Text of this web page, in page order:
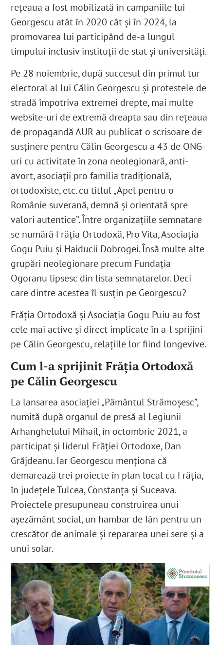
rețeaua a fost mobilizată în campaniile lui
Georgescu atât în 2020 cât și în 2024, la
promovarea lui participând de-a lungul
timpului inclusiv instituții de stat și universități.
Pe 28 noiembrie, după succesul din primul tur
electoral al lui Călin Georgescu și protestele de
stradă împotriva extremei drepte, mai multe
website-uri de extremă dreapta sau din rețeaua
de propagandă AUR au publicat o scrisoare de
susținere pentru Călin Georgescu a 43 de ONG-
uri cu activitate în zona neolegionară, anti-
avort, asociații pro familia tradițională,
ortodoxiste, etc. cu titlul „Apel pentru o
Românie suverană, demnă și orientată spre
valori autentice”. Între organizațiile semnatare
se numără Frăția Ortodoxă, Pro Vita, Asociația
Gogu Puiu și Haiducii Dobrogei. Însă multe alte
grupări neolegionare precum Fundația
Ogoranu lipsesc din lista semnatarelor. Deci
care dintre acestea îl susțin pe Georgescu?
Frăția Ortodoxă și Asociația Gogu Puiu au fost
cele mai active și direct implicate în a-l sprijini
pe Călin Georgescu, relațiile lor fiind longevive.
Cum l-a sprijinit Frăția Ortodoxă
pe Călin Georgescu
La lansarea asociației „Pământul Strămoșesc”,
numită după organul de presă al Legiunii
Arhanghelului Mihail, în octombrie 2021, a
participat și liderul Frăției Ortodoxe, Dan
Grăjdeanu. Iar Georgescu menționa că
demarează trei proiecte în plan local cu Frăția,
în județele Tulcea, Constanța și Suceava.
Proiectele presupuneau construirea unui
așezământ social, un hambar de fân pentru un
crescător de animale și repararea unei sere și a
unui solar.